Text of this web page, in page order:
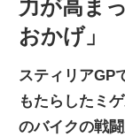
力が高ま
おかげ」
スティリアGP
もたらしたミ
のバイクの戦